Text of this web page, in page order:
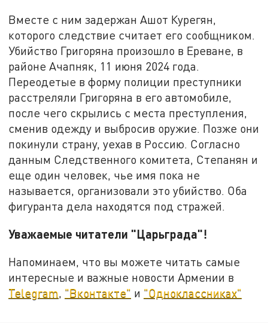
Вместе с ним задержан Ашот Курегян,
которого следствие считает его сообщником.
Убийство Григоряна произошло в Ереване, в
районе Ачапняк, 11 июня 2024 года.
Переодетые в форму полиции преступники
расстреляли Григоряна в его автомобиле,
после чего скрылись с места преступления,
сменив одежду и выбросив оружие. Позже они
покинули страну, уехав в Россию. Согласно
данным Следственного комитета, Степанян и
еще один человек, чье имя пока не
называется, организовали это убийство. Оба
фигуранта дела находятся под стражей.
Уважаемые читатели "Царьграда"!
Напоминаем, что вы можете читать самые
интересные и важные новости Армении в
Telegram "Вконтакте" и "Одноклассниках"